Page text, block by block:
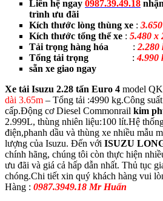
Liên hệ ngay 0987.39.49.18
trình ưu đãi
Kích thước lòng thùng xe : 3.65
Kích thước tổng thể xe : 5.480 x
Tải trọng hàng hóa : 2.280
Tổng tải trọng
:4.990
sẵn xe giao ngay
Xe tải Isuzu 2.28 tấn Euro 4 model
dài 3.65m – Tổng tải :4990 kg.Công
cấp.Động cơ Diesel Commonrail kim
2.999L, thùng nhiên liệu:100 lít.Hệ
điện,phanh dầu và thùng xe nhiều mẫu
lượng của Isuzu. Đến với ISUZU
chính hãng, chúng tôi còn thực hiện
ưu đãi và giá cả hấp dẫn nhất. Thủ tục
chóng.Chi tiết xin quý khách hàng vui
Hàng : 0987.3949.18 Mr Huấn